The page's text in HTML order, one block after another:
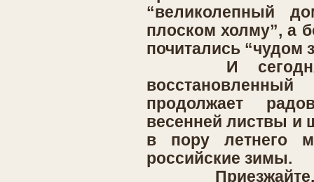
“великолепный
плоском холму”, а
почитались “чудом
И сегодня,
продолжает
весенней листвы и
в пору летнего
российские зимы.
Приезжайте, и